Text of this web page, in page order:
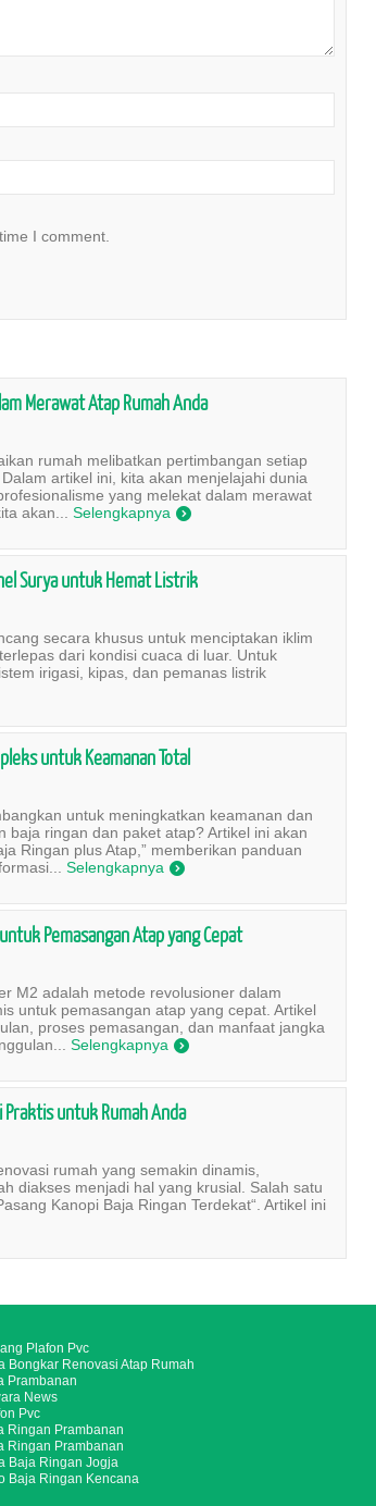
I comment.
Merawat Atap Rumah Anda
rumah melibatkan pertimbangan setiap
artikel ini, kita akan menjelajahi dunia
yang melekat dalam merawat
akan... Selengkapnya )
Surya untuk Hemat Listrik
secara khusus untuk menciptakan iklim
dari kondisi cuaca di luar. Untuk
irigasi, kipas, dan pemanas listrik
untuk Keamanan Total
untuk meningkatkan keamanan dan
ringan dan paket atap? Artikel ini akan
Ringan plus Atap,” memberikan panduan
Selengkapnya )
Pemasangan Atap yang Cepat
M2 adalah metode revolusioner dalam
untuk pemasangan atap yang cepat. Artikel
proses pemasangan, dan manfaat jangka
Selengkapnya )
Praktis untuk Rumah Anda
rumah yang semakin dinamis,
diakses menjadi hal yang krusial. Salah satu
Kanopi Baja Ringan Terdekat“. Artikel ini
Plafon Pvc
Bongkar Renovasi Atap Rumah
Prambanan
News
Pvc
Ringan Prambanan
Ringan Prambanan
Baja Ringan Jogja
Baja Ringan Kencana